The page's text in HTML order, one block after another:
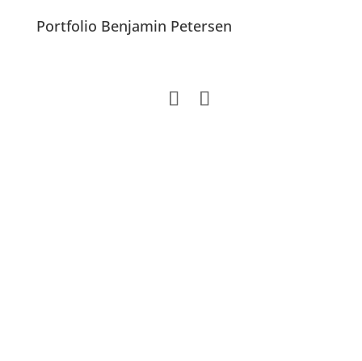
Portfolio Benjamin Petersen